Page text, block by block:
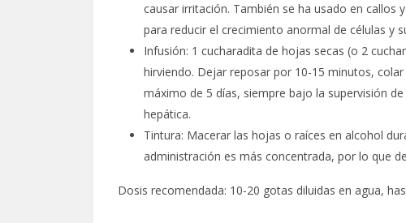
causar irritación. También se ha usado en callos
para reducir el crecimiento anormal de células y
Infusión: 1 cucharadita de hojas secas (o 2
hirviendo. Dejar reposar por 10-15 minutos,
máximo de 5 días, siempre bajo la supervisión
hepática.
Tintura: Macerar las hojas o raíces en alcohol
administración es más concentrada, por lo que
Dosis recomendada: 10-20 gotas diluidas en agua,